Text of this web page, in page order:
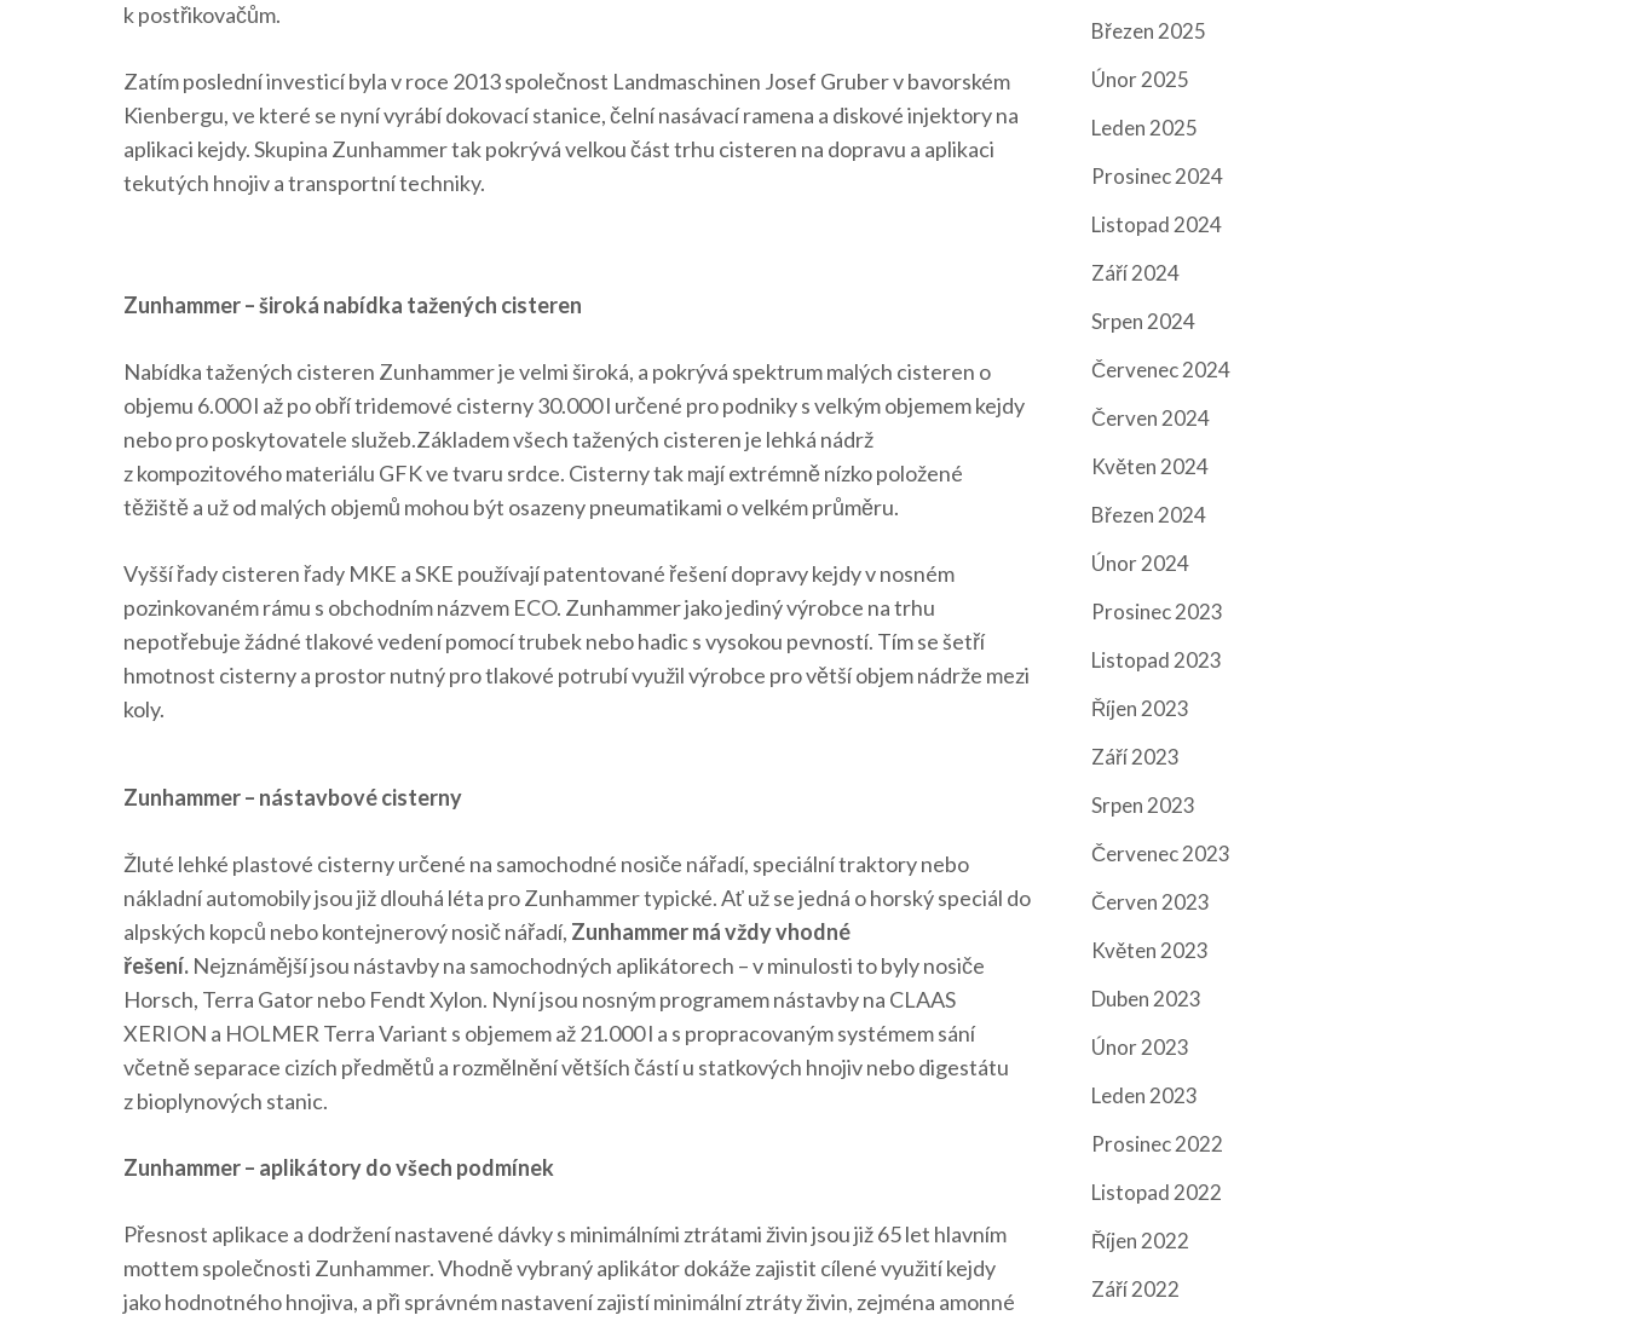
k postřikovačům.
Zatím poslední investicí byla v roce 2013 společnost Landmaschinen Josef Gruber v bavorském
Kienbergu, ve které se nyní vyrábí dokovací stanice, čelní nasávací ramena a diskové injektory na
aplikaci kejdy. Skupina Zunhammer tak pokrývá velkou část trhu cisteren na dopravu a aplikaci
tekutých hnojiv a transportní techniky.
Zunhammer – široká nabídka tažených cisteren
Nabídka tažených cisteren Zunhammer je velmi široká, a pokrývá spektrum malých cisteren o
objemu 6.000 l až po obří tridemové cisterny 30.000 l určené pro podniky s velkým objemem kejdy
nebo pro poskytovatele služeb.Základem všech tažených cisteren je lehká nádrž
z kompozitového materiálu GFK ve tvaru srdce. Cisterny tak mají extrémně nízko položené
těžiště a už od malých objemů mohou být osazeny pneumatikami o velkém průměru.
Vyšší řady cisteren řady MKE a SKE používají patentované řešení dopravy kejdy v nosném
pozinkovaném rámu s obchodním názvem ECO. Zunhammer jako jediný výrobce na trhu
nepotřebuje žádné tlakové vedení pomocí trubek nebo hadic s vysokou pevností. Tím se šetří
hmotnost cisterny a prostor nutný pro tlakové potrubí využil výrobce pro větší objem nádrže mezi
koly.
Zunhammer – nástavbové cisterny
Žluté lehké plastové cisterny určené na samochodné nosiče nářadí, speciální traktory nebo
nákladní automobily jsou již dlouhá léta pro Zunhammer typické. Ať už se jedná o horský speciál do
alpských kopců nebo kontejnerový nosič nářadí, Zunhammer má vždy vhodné
řešení. Nejznámější jsou nástavby na samochodných aplikátorech – v minulosti to byly nosiče
Horsch, Terra Gator nebo Fendt Xylon. Nyní jsou nosným programem nástavby na CLAAS
XERION a HOLMER Terra Variant s objemem až 21.000 l a s propracovaným systémem sání
včetně separace cizích předmětů a rozmělnění větších částí u statkových hnojiv nebo digestátu
z bioplynových stanic.
Zunhammer – aplikátory do všech podmínek
Přesnost aplikace a dodržení nastavené dávky s minimálními ztrátami živin jsou již 65 let hlavním
mottem společnosti Zunhammer. Vhodně vybraný aplikátor dokáže zajistit cílené využití kejdy
jako hodnotného hnojiva, a při správném nastavení zajistí minimální ztráty živin, zejména amonné
Březen 2025
Únor 2025
Leden 2025
Prosinec 2024
Listopad 2024
Září 2024
Srpen 2024
Červenec 2024
Červen 2024
Květen 2024
Březen 2024
Únor 2024
Prosinec 2023
Listopad 2023
Říjen 2023
Září 2023
Srpen 2023
Červenec 2023
Červen 2023
Květen 2023
Duben 2023
Únor 2023
Leden 2023
Prosinec 2022
Listopad 2022
Říjen 2022
Září 2022